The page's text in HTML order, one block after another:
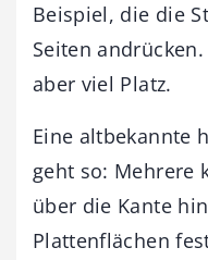
Beispiel, die die
Seiten
aber viel Platz.
Eine altbekannte
geht so: Mehrere
über die Kante
Plattenflächen